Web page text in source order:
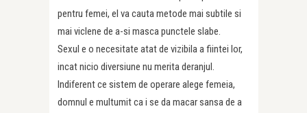
pentru femei, el va cauta metode mai subtile si
mai viclene de a-si masca punctele slabe.
Sexul e o necesitate atat de vizibila a fiintei lor,
incat nicio diversiune nu merita deranjul.
Indiferent ce sistem de operare alege femeia,
domnul e multumit ca i se da macar sansa de a